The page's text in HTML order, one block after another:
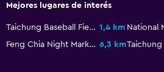
Cámaras CCTV en zonas comunes
Mejores lugares de interés
Taichung Baseball Field 1,4 km
Feng Chia Night Market 6,3 km